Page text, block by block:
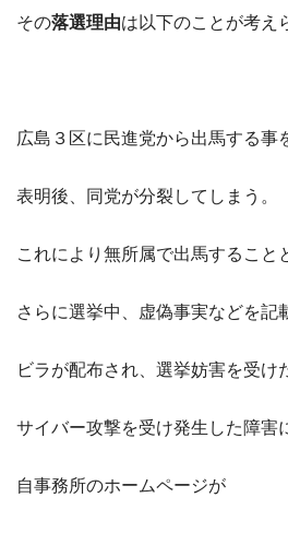
その落選理由は以下のことが考え
広島３区に民進党から出馬する事
表明後、同党が分裂してしまう。
これにより無所属で出馬すること
さらに選挙中、虚偽事実などを記
ビラが配布され、選挙妨害を受け
サイバー攻撃を受け発生した障害
自事務所のホームページが